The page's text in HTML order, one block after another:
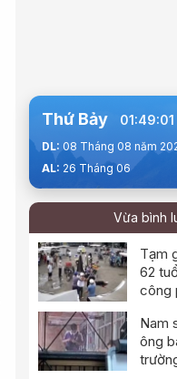
Thứ Bảy 01:49:03
DL: 08 Tháng 08 năm
AL: 26 Tháng 06
Vừa bình
Tạm
62
công
Nam
ông